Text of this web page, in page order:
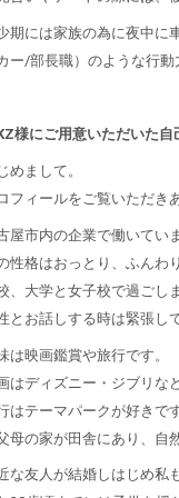
期には家族の為に夜中に
ー/部長職）のような行
様にご用意いただいた自
めまして。
フィールをご覧いただき
屋市内の企業で働いてい
性格はおっとり、ふんわ
、大学と女子校で過ごし
とお話しする時は緊張し
は映画鑑賞や旅行です。
はディズニー・ジブリな
はテーマパークが好きで
母の家が田舎にあり、自
な友人が結婚しはじめ私